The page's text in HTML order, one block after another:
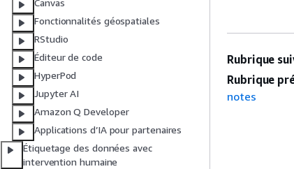
Canvas
Fonctionnalités géospatiales
RStudio
Éditeur de code
HyperPod
Jupyter AI
Amazon Q Developer
Applications d’IA pour partenaires
Étiquetage des données avec
intervention humaine
Rubrique
Rubrique
notes